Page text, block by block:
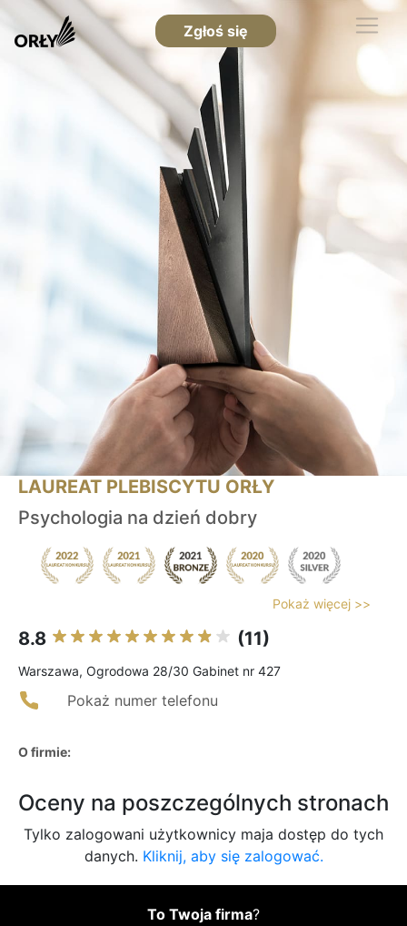
Zgłoś się
LAUREAT PLEBISCYTU ORŁY
Psychologia na dzień dobry
Pokaż więcej >>
8.8 (11)
Warszawa, Ogrodowa 28/30 Gabinet nr 427
Pokaż numer telefonu
O firmie:
Oceny na poszczególnych stronach
Tylko zalogowani użytkownicy maja dostęp do tych
danych. Kliknij, aby się zalogować.
To Twoja firma?